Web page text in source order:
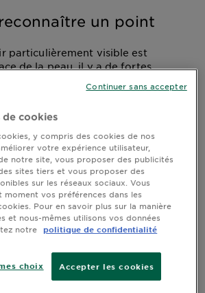
un point
particulièrement visible est
de la peau, il y a de fortes
petits boutons rouges, les
souvent confondus avec les
car ces derniers peuvent aussi se
raison de l’oxydation des acides
l’épiderme.
les causes fréquentes
?
point noir peut s’expliquer de bien
à l’identifier va vous
cerner vers quelles solutions
de cookies
y compris des cookies de nos
votre expérience utilisateur,
notre site, vous proposer des publicités
sites tiers et vous proposer des
sur les réseaux sociaux. Vous
vos préférences dans les
Pour en savoir plus sur la manière
et nous-mêmes utilisons vos données
notre
politique de confidentialité
Accepter les cookies
choix
Continuer sans accepter